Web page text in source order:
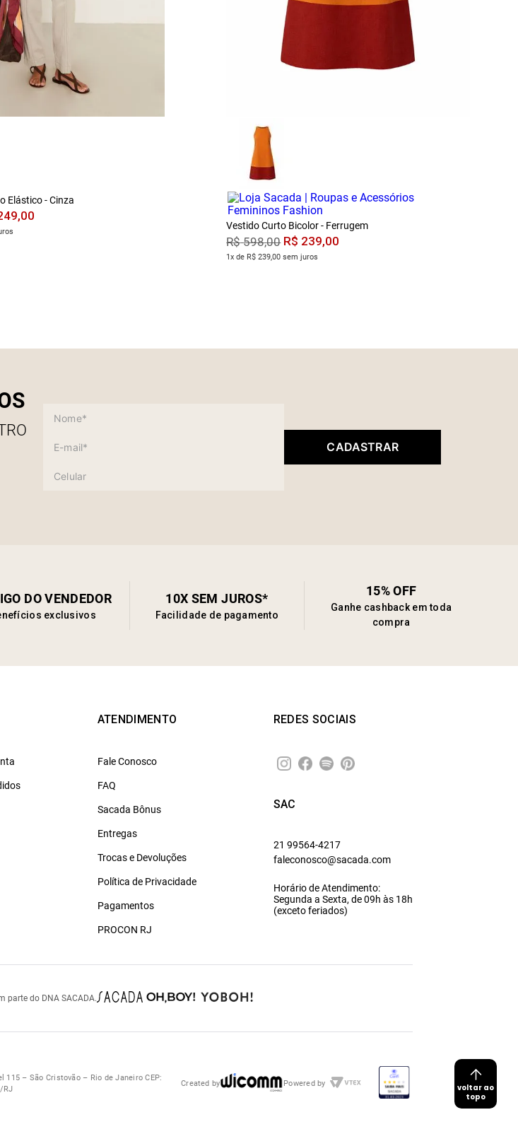
Elástico - Cinza
,00
Vestido Curto Bicolor - Ferrugem
R$ 598,00 R$ 239,00
1x de R$ 239,00 sem juros
voltar ao
topo
CADASTRAR
DO VENDEDOR
exclusivos
10X SEM JUROS*
Facilidade de pagamento
15% OFF
Ganhe cashback em toda
compra
ATENDIMENTO
Fale Conosco
FAQ
Sacada Bônus
Entregas
Trocas e Devoluções
Política de Privacidade
Pagamentos
PROCON RJ
REDES SOCIAIS
SAC
21 99564-4217
faleconosco@sacada.com
Horário de Atendimento:
Segunda a Sexta, de 09h às 18h
(exceto feriados)
parte do DNA SACADA.
115 – São Cristovão – Rio de Janeiro CEP:
RJ
Created by Powered by